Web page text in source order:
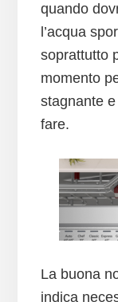
quando
l’acqua
soprattutto
momento
stagnante
fare.
La buona
indica